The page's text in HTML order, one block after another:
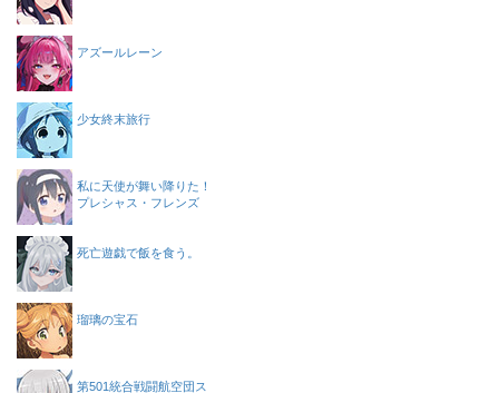
アズールレーン
少女終末旅行
私に天使が舞い降りた！
プレシャス・フレンズ
死亡遊戯で飯を食う。
瑠璃の宝石
第501統合戦闘航空団ス